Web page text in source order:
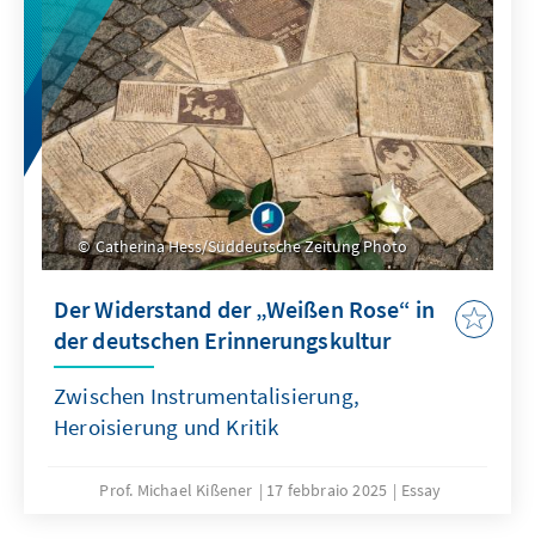
Catherina Hess/Süddeutsche Zeitung Photo
Der Widerstand der „Weißen Rose“ in
der deutschen Erinnerungskultur
Zwischen Instrumentalisierung,
Heroisierung und Kritik
Prof. Michael Kißener 17 febbraio 2025 Essay